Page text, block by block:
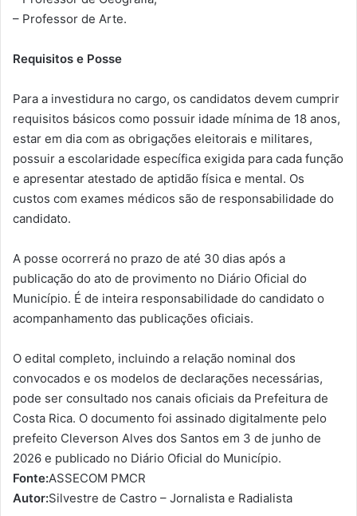
– Professor de Arte.
Requisitos e Posse
Para a investidura no cargo, os candidatos devem cumprir
requisitos básicos como possuir idade mínima de 18 anos,
estar em dia com as obrigações eleitorais e militares,
possuir a escolaridade específica exigida para cada função
e apresentar atestado de aptidão física e mental. Os
custos com exames médicos são de responsabilidade do
candidato.
A posse ocorrerá no prazo de até 30 dias após a
publicação do ato de provimento no Diário Oficial do
Município. É de inteira responsabilidade do candidato o
acompanhamento das publicações oficiais.
O edital completo, incluindo a relação nominal dos
convocados e os modelos de declarações necessárias,
pode ser consultado nos canais oficiais da Prefeitura de
Costa Rica. O documento foi assinado digitalmente pelo
prefeito Cleverson Alves dos Santos em 3 de junho de
2026 e publicado no Diário Oficial do Município.
Fonte:ASSECOM PMCR
Autor:Silvestre de Castro – Jornalista e Radialista